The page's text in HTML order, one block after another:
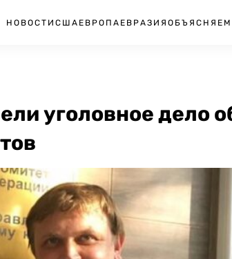
НОВОСТИ США ЕВРОПА ЕВРАЗИЯ ОБЪЯСНЯЕМ
уголовное дело